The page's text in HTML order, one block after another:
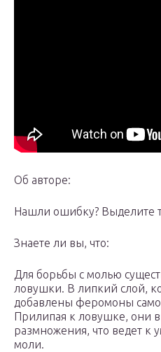
Об авторе:
Нашли ошибку? Выделите
Знаете ли вы, что:
Для борьбы с молью
ловушки. В липкий слой,
добавлены феромоны
Прилипая к ловушке, они
размножения, что ведет к
моли.